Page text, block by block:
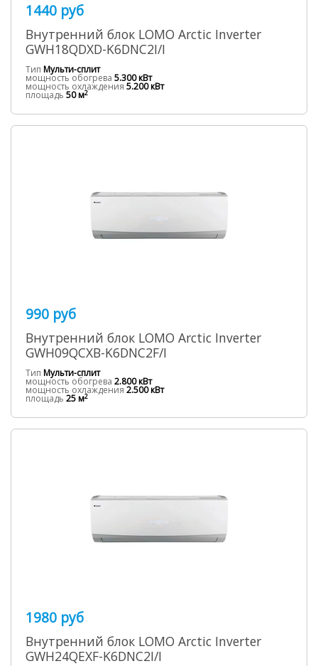
1440 руб
Внутренний блок LOMO Arctic Inverter
GWH18QDXD-K6DNC2I/I
Тип Мульти-сплит
мощность обогрева 5.300 кВт
мощность охлаждения 5.200 кВт
площадь 50 м2
990 руб
Внутренний блок LOMO Arctic Inverter
GWH09QCXB-K6DNC2F/I
Тип Мульти-сплит
мощность обогрева 2.800 кВт
мощность охлаждения 2.500 кВт
площадь 25 м2
1980 руб
Внутренний блок LOMO Arctic Inverter
GWH24QEXF-K6DNC2I/I